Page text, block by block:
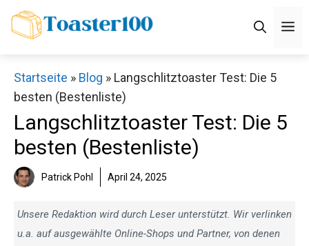
Zum
Inhalt
Startseite » Blog » Langschlitztoaster Test: Die 5
besten (Bestenliste)
Langschlitztoaster Test: Die 5
besten (Bestenliste)
Patrick Pohl April 24, 2025
Unsere Redaktion wird durch Leser unterstützt. Wir verlinken
u.a. auf ausgewählte Online-Shops und Partner, von denen